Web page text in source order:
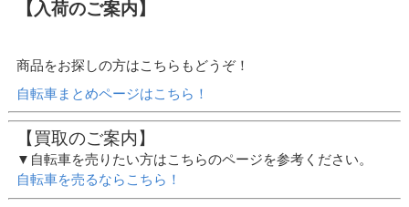
【入荷のご案内】
商品をお探しの方はこちらもどうぞ！
自転車まとめページはこちら！
【買取のご案内】
▼自転車を売りたい方はこちらのページを参考ください。
自転車を売るならこちら！